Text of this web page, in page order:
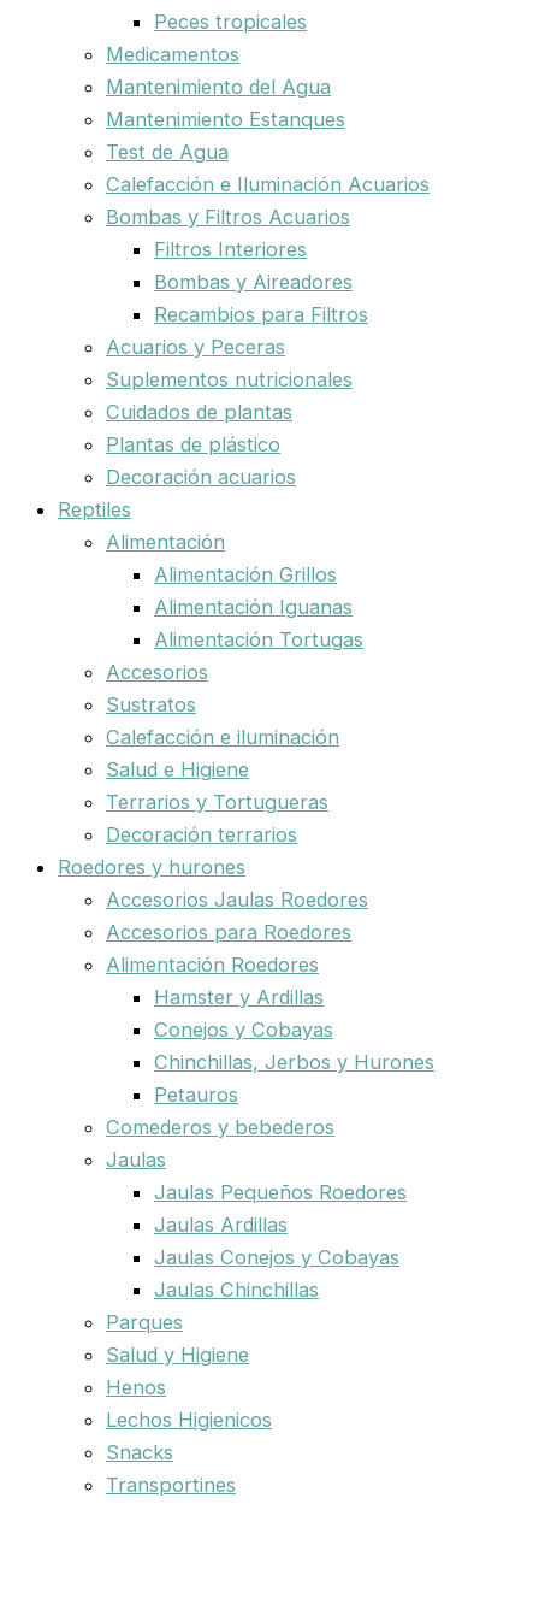
Peces tropicales
Medicamentos
Mantenimiento del Agua
Mantenimiento Estanques
Test de Agua
Calefacción e Iluminación Acuarios
Bombas y Filtros Acuarios
Filtros Interiores
Bombas y Aireadores
Recambios para Filtros
Acuarios y Peceras
Suplementos nutricionales
Cuidados de plantas
Plantas de plástico
Decoración acuarios
Reptiles
Alimentación
Alimentación Grillos
Alimentación Iguanas
Alimentación Tortugas
Accesorios
Sustratos
Calefacción e iluminación
Salud e Higiene
Terrarios y Tortugueras
Decoración terrarios
Roedores y hurones
Accesorios Jaulas Roedores
Accesorios para Roedores
Alimentación Roedores
Hamster y Ardillas
Conejos y Cobayas
Chinchillas, Jerbos y Hurones
Petauros
Comederos y bebederos
Jaulas
Jaulas Pequeños Roedores
Jaulas Ardillas
Jaulas Conejos y Cobayas
Jaulas Chinchillas
Parques
Salud y Higiene
Henos
Lechos Higienicos
Snacks
Transportines